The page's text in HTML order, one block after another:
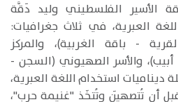
الأسير الفلسطيني وليد دَقَّة
العبرية، في ثلاث جغرافيات:
- باقة الغربية)، والمركز
والأسر الصهيوني (السجن -
ديناميات استخدام اللغة العبرية،
أن تُتصهيَن وتُتخَذ "غنيمة حرب"،